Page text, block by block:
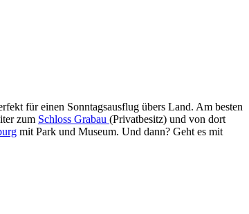
für einen Sonntagsausflug übers Land. Am besten
zum Schloss Grabau (Privatbesitz) und von dort
mit Park und Museum. Und dann? Geht es mit